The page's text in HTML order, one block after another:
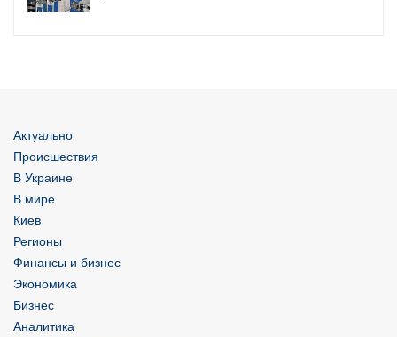
Актуально
Происшествия
В Украине
В мире
Киев
Регионы
Финансы и бизнес
Экономика
Бизнес
Аналитика